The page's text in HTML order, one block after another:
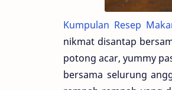
Kumpulan Resep
nikmat disantap
potong acar, yummy
bersama selurung